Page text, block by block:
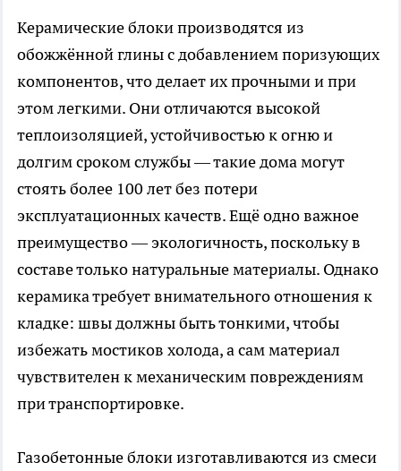
Керамические блоки производятся из
обожжённой глины с добавлением поризующих
компонентов, что делает их прочными и при
этом легкими. Они отличаются высокой
теплоизоляцией, устойчивостью к огню и
долгим сроком службы — такие дома могут
стоять более 100 лет без потери
эксплуатационных качеств. Ещё одно важное
преимущество — экологичность, поскольку в
составе только натуральные материалы. Однако
керамика требует внимательного отношения к
кладке: швы должны быть тонкими, чтобы
избежать мостиков холода, а сам материал
чувствителен к механическим повреждениям
при транспортировке.
Газобетонные блоки изготавливаются из смеси